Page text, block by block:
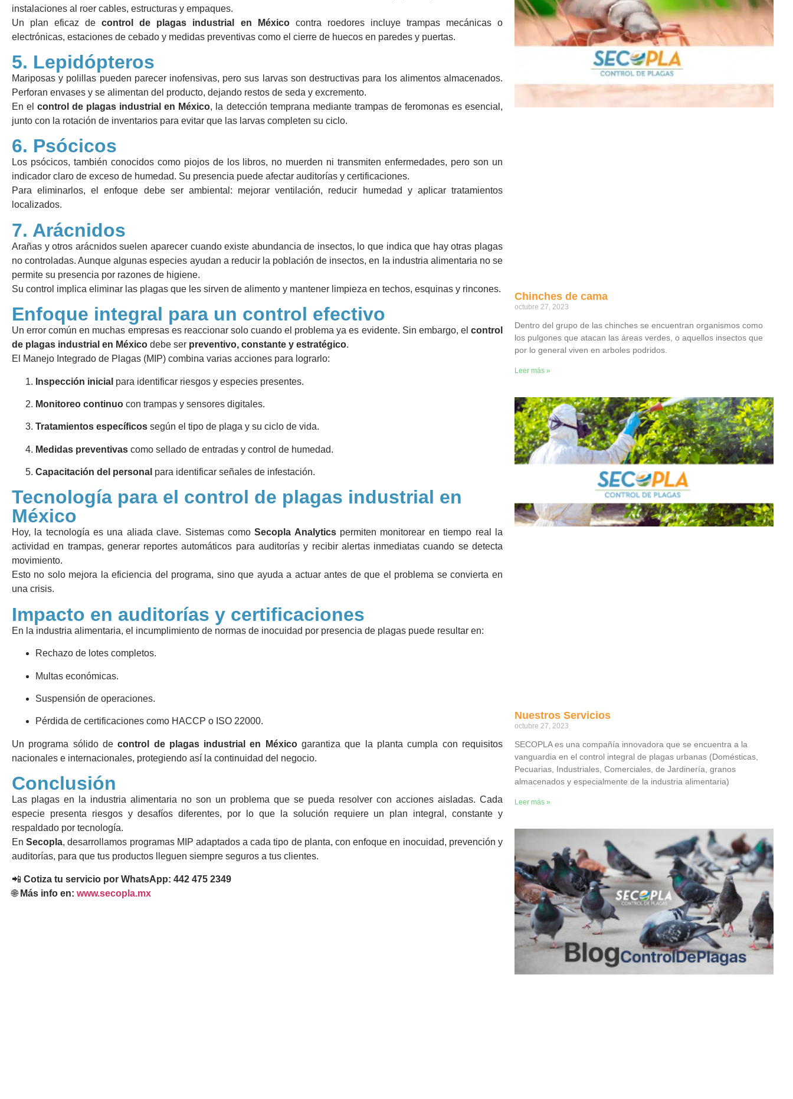
instalaciones al roer cables, estructuras y empaques.
Un plan eficaz decontrol de plagas industrial en Méxicocontra roedores incluye trampas mecánicas o
electrónicas, estaciones de cebado y medidas preventivas como el cierre de huecos en paredes y puertas.
5. Lepidópteros
Mariposas y polillas pueden parecer inofensivas, pero sus larvas son destructivas para los alimentos almacenados.
Perforan envases y se alimentan del producto, dejando restos de seda y excremento.
En elcontrol de plagas industrial en México, la detección temprana mediante trampas de feromonas es esencial,
junto con la rotación de inventarios para evitar que las larvas completen su ciclo.
6. Psócicos
Los psócicos, también conocidos como piojos de los libros, no muerden ni transmiten enfermedades, pero son un
indicador claro de exceso de humedad. Su presencia puede afectar auditorías y certificaciones.
Para eliminarlos, el enfoque debe ser ambiental: mejorar ventilación, reducir humedad y aplicar tratamientos
localizados.
7. Arácnidos
Arañas y otros arácnidos suelen aparecer cuando existe abundancia de insectos, lo que indica que hay otras plagas
no controladas. Aunque algunas especies ayudan a reducir la población de insectos, en la industria alimentaria no se
permite su presencia por razones de higiene.
Su control implica eliminar las plagas que les sirven de alimento y mantener limpieza en techos, esquinas y rincones.
Enfoque integral para un control efectivo
Un error común en muchas empresas es reaccionar solo cuando el problema ya es evidente. Sin embargo, el control
de plagas industrial en México debe ser preventivo, constante y estratégico.
El Manejo Integrado de Plagas (MIP) combina varias acciones para lograrlo:
Inspección inicial para identificar riesgos y especies presentes.
Monitoreo continuo con trampas y sensores digitales.
Tratamientos específicos según el tipo de plaga y su ciclo de vida.
Medidas preventivas como sellado de entradas y control de humedad.
Capacitación del personal para identificar señales de infestación.
Tecnología para el control de plagas industrial en
México
Hoy, la tecnología es una aliada clave. Sistemas comoSecopla Analyticspermiten monitorear en tiempo real la
actividad en trampas, generar reportes automáticos para auditorías y recibir alertas inmediatas cuando se detecta
movimiento.
Esto no solo mejora la eficiencia del programa, sino que ayuda a actuar antes de que el problema se convierta en
una crisis.
Impacto en auditorías y certificaciones
En la industria alimentaria, el incumplimiento de normas de inocuidad por presencia de plagas puede resultar en:
Rechazo de lotes completos.
Multas económicas.
Suspensión de operaciones.
Pérdida de certificaciones como HACCP o ISO 22000.
Un programa sólido decontrol de plagas industrial en Méxicogarantiza que la planta cumpla con requisitos
nacionales e internacionales, protegiendo así la continuidad del negocio.
Conclusión
Las plagas en la industria alimentaria no son un problema que se pueda resolver con acciones aisladas. Cada
especie presenta riesgos y desafíos diferentes, por lo que la solución requiere un plan integral, constante y
respaldado por tecnología.
EnSecopla, desarrollamos programas MIP adaptados a cada tipo de planta, con enfoque en inocuidad, prevención y
auditorías, para que tus productos lleguen siempre seguros a tus clientes.
📲 Cotiza tu servicio por WhatsApp: 442 475 2349
🌐 Más info en: www.secopla.mx
Chinches de cama
octubre 27, 2023
Dentro del grupo de las chinches se encuentran organismos como
los pulgones que atacan las áreas verdes, o aquellos insectos que
por lo general viven en arboles podridos.
Leer más »
Nuestros Servicios
octubre 27, 2023
SECOPLA es una compañía innovadora que se encuentra a la
vanguardia en el control integral de plagas urbanas (Domésticas,
Pecuarias, Industriales, Comerciales, de Jardinería, granos
almacenados y especialmente de la industria alimentaria)
Leer más »